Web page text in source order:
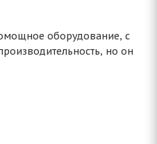
оборудование, с
но он